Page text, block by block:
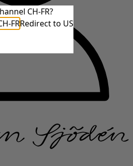
CH-FR?
FRRedirect to US